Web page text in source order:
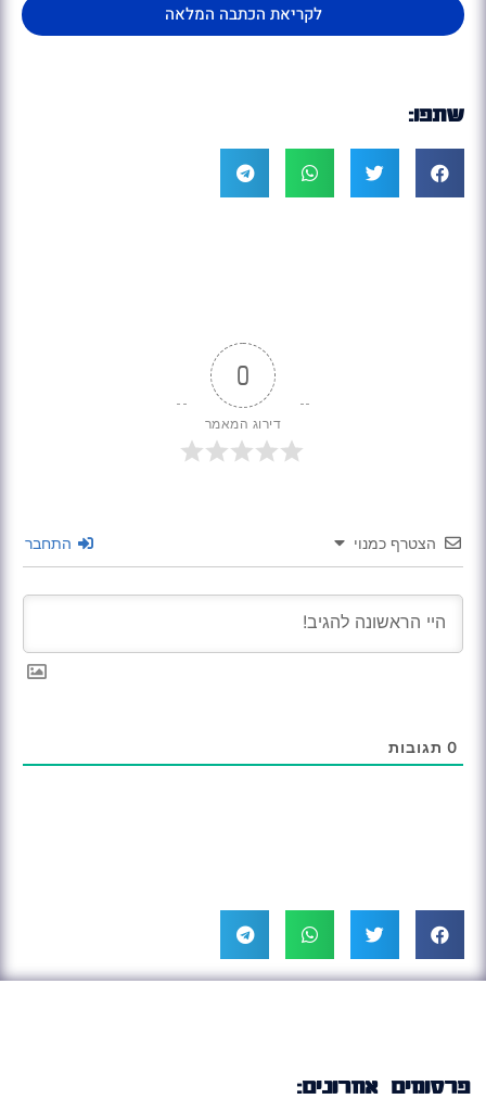
לקריאת הכתבה המלאה
שתפו:
0
דירוג המאמר
הצטרף כמנוי התחבר
0 תגובות
פרסומים אחרונים: